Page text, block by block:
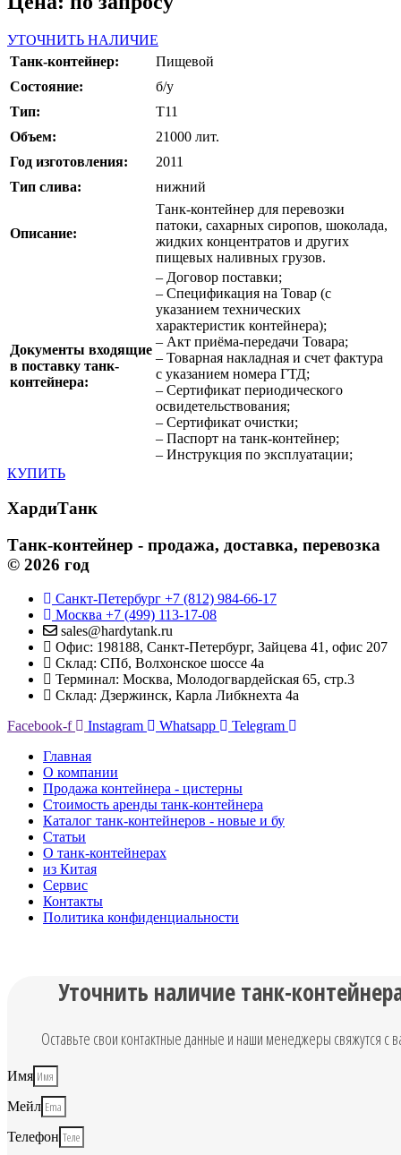
УТОЧНИТЬ НАЛИЧИЕ
Танк-контейнер:
Пищевой
Состояние:
б/у
Тип:
Т11
Объем:
21000 лит.
Год изготовления:
2011
Тип слива:
нижний
Описание:
Танк-контейнер для перевозки
патоки, сахарных сиропов, шоколада,
жидких концентратов и других
пищевых наливных грузов.
Документы входящие
в поставку танк-
контейнера:
– Договор поставки;
– Спецификация на Товар (с
указанием технических
характеристик контейнера);
– Акт приёма-передачи Товара;
– Товарная накладная и счет фактура
с указанием номера ГТД;
– Сертификат периодического
освидетельствования;
– Сертификат очистки;
– Паспорт на танк-контейнер;
– Инструкция по эксплуатации;
КУПИТЬ
ХардиТанк
Танк-контейнер - продажа, доставка, перевозка
© 2026 год
Санкт-Петербург +7 (812) 984-66-17
Москва +7 (499) 113-17-08
sales@hardytank.ru
Офис: 198188, Санкт-Петербург, Зайцева 41, офис 207
Склад: СПб, Волхонское шоссе 4а
Терминал: Москва, Молодогвардейская 65, стр.3
Склад: Дзержинск, Карла Либкнехта 4а
Facebook-f
Instagram Whatsapp
Telegram
Главная
О компании
Продажа контейнера - цистерны
Стоимость аренды танк-контейнера
Каталог танк-контейнеров - новые и бу
Статьи
О танк-контейнерах
из Китая
Сервис
Контакты
Политика конфиденциальности
Уточнить наличие танк-
Оставьте свои контактные данные и наши менеджеры свяжутся с
Имя
Мейл
Телефон